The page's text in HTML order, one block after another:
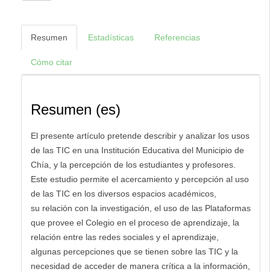
Resumen Estadísticas Referencias
Cómo citar
Resumen (es)
El presente artículo pretende describir y analizar los usos
de las TIC en una Institución Educativa del Municipio de
Chía, y la percepción de los estudiantes y profesores.
Este estudio permite el acercamiento y percepción al uso
de las TIC en los diversos espacios académicos,
su relación con la investigación, el uso de las Plataformas
que provee el Colegio en el proceso de aprendizaje, la
relación entre las redes sociales y el aprendizaje,
algunas percepciones que se tienen sobre las TIC y la
necesidad de acceder de manera crítica a la información,